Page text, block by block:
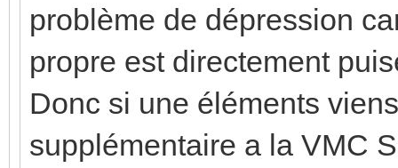
problème de dépression
propre est directement
Donc si une éléments
supplémentaire a la VMC